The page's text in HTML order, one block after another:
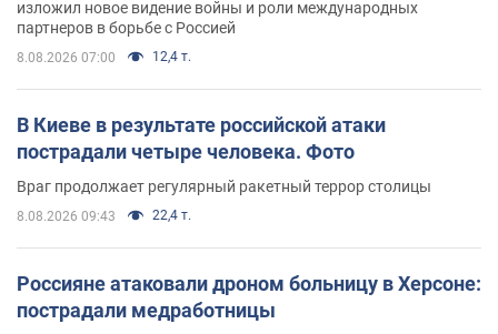
изложил новое видение войны и роли международных
партнеров в борьбе с Россией
8.08.2026 07:00 12,4 т.
В Киеве в результате российской атаки
пострадали четыре человека. Фото
Враг продолжает регулярный ракетный террор столицы
8.08.2026 09:43 22,4 т.
Россияне атаковали дроном больницу в Херсоне:
пострадали медработницы